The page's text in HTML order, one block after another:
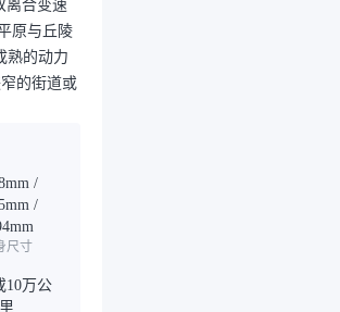
离合变速
原与丘陵
熟的动力
的街道或
/
/
尺寸
10万公
里